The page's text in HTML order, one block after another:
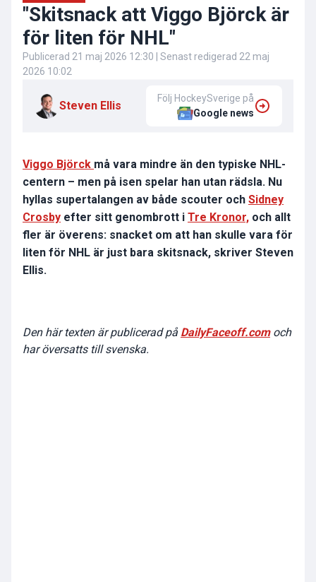
"Skitsnack att Viggo Björck är
för liten för NHL"
Publicerad 21 maj 2026 12:30 | Senast redigerad 22 maj
2026 10:02
Steven Ellis
Följ HockeySverige på
Google news
Viggo Björck må vara mindre än den typiske NHL-
centern – men på isen spelar han utan rädsla. Nu
hyllas supertalangen av både scouter och Sidney
Crosby efter sitt genombrott i Tre Kronor, och allt
fler är överens: snacket om att han skulle vara för
liten för NHL är just bara skitsnack, skriver Steven
Ellis.
Den här texten är publicerad på DailyFaceoff.comoch
har översatts till svenska.